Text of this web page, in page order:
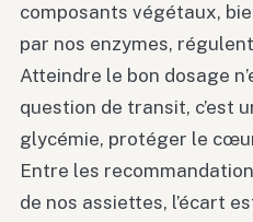
composants végétaux,
par nos enzymes,
Atteindre le bon dosage
question de transit, c’est
glycémie, protéger le
Entre les
de nos assiettes, l’écart